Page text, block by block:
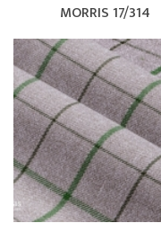
MORRIS 17/314